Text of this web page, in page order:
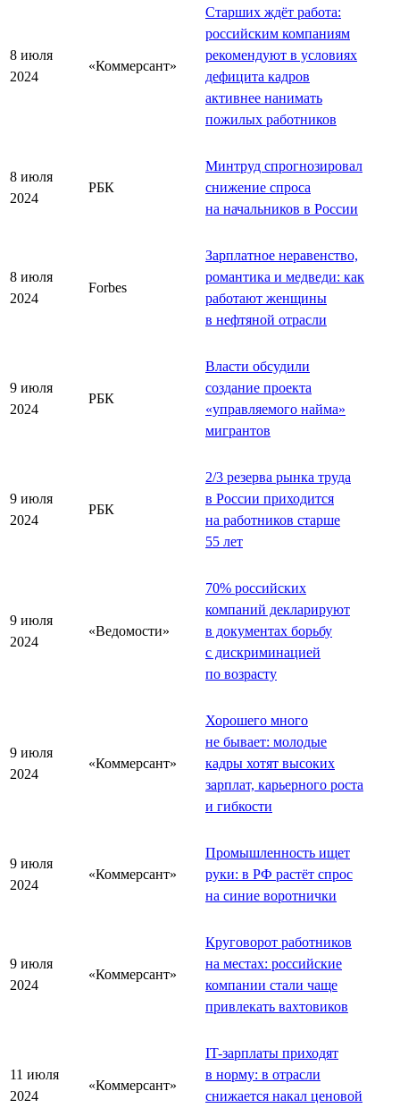
8 июля
2024
«Коммерсант»
Старших ждёт работа:
российским компаниям
рекомендуют в условиях
дефицита кадров
активнее нанимать
пожилых работников
8 июля
2024
РБК
Минтруд спрогнозировал
снижение спроса
на начальников в России
8 июля
2024
Forbes
Зарплатное неравенство,
романтика и медведи: как
работают женщины
в нефтяной отрасли
9 июля
2024
РБК
Власти обсудили
создание проекта
«управляемого найма»
мигрантов
9 июля
2024
РБК
2/3 резерва рынка труда
в России приходится
на работников старше
55 лет
9 июля
2024
«Ведомости»
70% российских
компаний декларируют
в документах борьбу
с дискриминацией
по возрасту
9 июля
2024
«Коммерсант»
Хорошего много
не бывает: молодые
кадры хотят высоких
зарплат, карьерного роста
и гибкости
9 июля
2024
«Коммерсант»
Промышленность ищет
руки: в РФ растёт спрос
на синие воротнички
9 июля
2024
«Коммерсант»
Круговорот работников
на местах: российские
компании стали чаще
привлекать вахтовиков
11 июля
2024
«Коммерсант»
IT-зарплаты приходят
в норму: в отрасли
снижается накал ценовой